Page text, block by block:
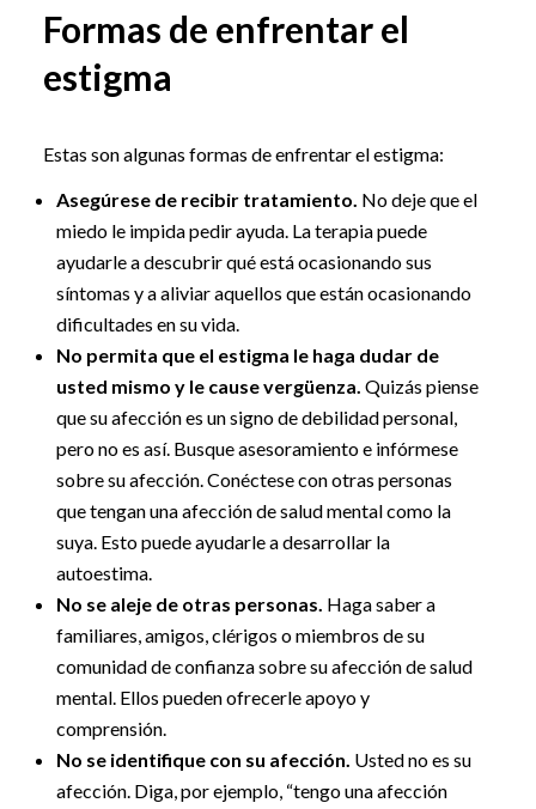
Formas de enfrentar el
estigma
Estas son algunas formas de enfrentar el estigma:
Asegúrese de recibir tratamiento. No deje que el
miedo le impida pedir ayuda. La terapia puede
ayudarle a descubrir qué está ocasionando sus
síntomas y a aliviar aquellos que están ocasionando
dificultades en su vida.
No permita que el estigma le haga dudar de
usted mismo y le cause vergüenza. Quizás piense
que su afección es un signo de debilidad personal,
pero no es así. Busque asesoramiento e infórmese
sobre su afección. Conéctese con otras personas
que tengan una afección de salud mental como la
suya. Esto puede ayudarle a desarrollar la
autoestima.
No se aleje de otras personas. Haga saber a
familiares, amigos, clérigos o miembros de su
comunidad de confianza sobre su afección de salud
mental. Ellos pueden ofrecerle apoyo y
comprensión.
No se identifique con su afección. Usted no es su
afección. Diga, por ejemplo, “tengo una afección